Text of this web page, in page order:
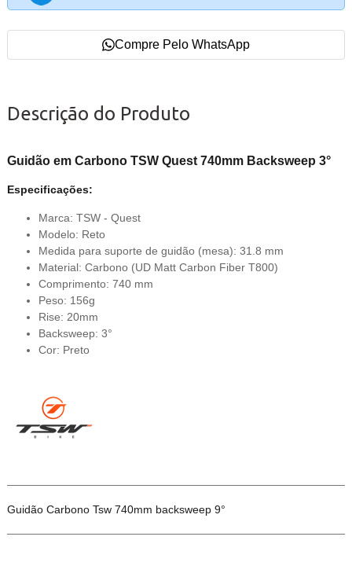
Compre Pelo WhatsApp
Descrição do Produto
Guidão em Carbono TSW Quest 740mm Backsweep 3°
Especificações:
Marca: TSW - Quest
Modelo: Reto
Medida para suporte de guidão (mesa): 31.8 mm
Material: Carbono (UD Matt Carbon Fiber T800)
Comprimento: 740 mm
Peso: 156g
Rise: 20mm
Backsweep: 3°
Cor: Preto
Guidão Carbono Tsw 740mm backsweep 9°